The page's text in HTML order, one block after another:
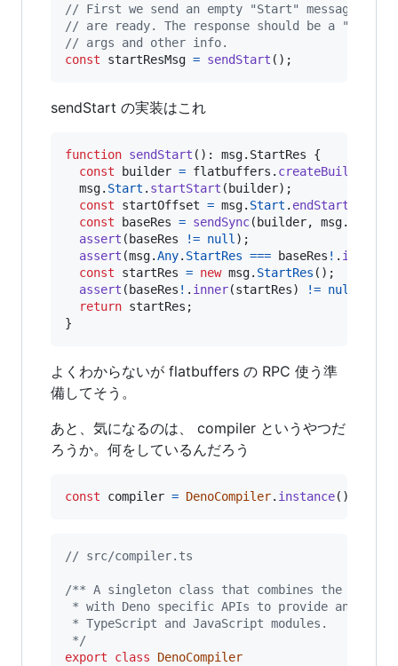
// First we send an empty "Start" message to
// are ready. The response should be a
// args and other info.
const
startResMsg = sendStart ( ) ;
sendStart の実装はこれ
function sendStart ( ) : msg. StartRes
{
const
builder = flatbuffers . createBuilder
msg. Start . startStart ( builder) ;
const
startOffset = msg. Start . endStart
const
baseRes = sendSync( builder, msg.
assert ( baseRes != null) ;
assert (msg.Any. StartRes === baseRes ! .
const
startRes = new msg. StartRes ( ) ;
assert ( baseRes ! . inner(startRes) != null
return startRes ;
}
よくわからないが flatbuffers の RPC 使う準
備してそう。
あと、気になるのは、 compiler というやつだ
ろうか。何をしているんだろう
const compiler = DenoCompiler. instance( )
// src/compiler.ts
/** A singleton class that combines the
* with Deno specific APIs to provide an
* TypeScript and JavaScript modules.
*/
export
class
DenoCompiler